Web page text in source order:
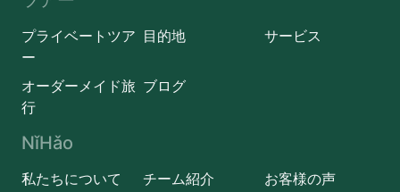
プライベートツア
ー
目的地 サービス
オーダーメイド旅
行
ブログ
NǐHǎo
私たちについて チーム紹介
お客様の声